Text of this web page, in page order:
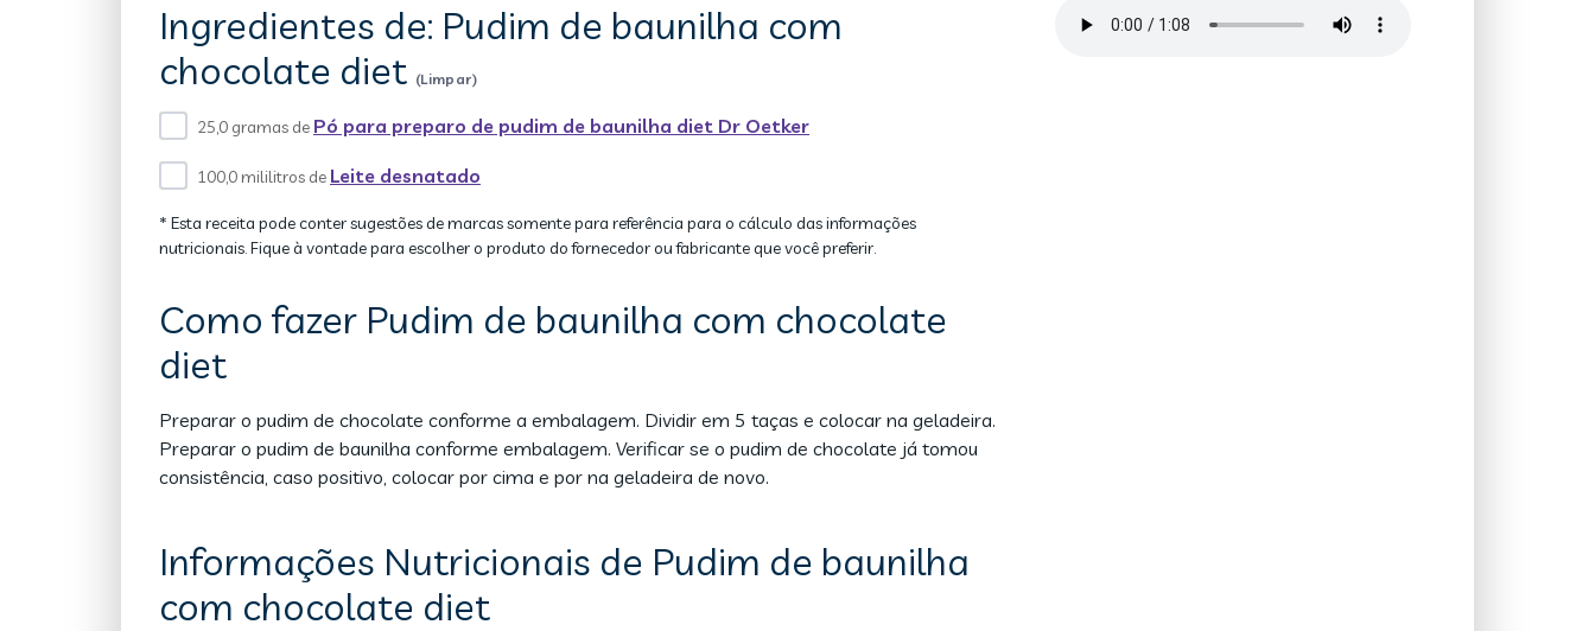
Ingredientes de: Pudim de baunilha com
chocolate diet (Limpar)
25,0 gramas de Pó para preparo de pudim de baunilha diet Dr Oetker
100,0 mililitros de Leite desnatado
* Esta receita pode conter sugestões de marcas somente para referência para o cálculo das informações
nutricionais. Fique à vontade para escolher o produto do fornecedor ou fabricante que você preferir.
Como fazer Pudim de baunilha com chocolate
diet
Preparar o pudim de chocolate conforme a embalagem. Dividir em 5 taças e colocar na geladeira.
Preparar o pudim de baunilha conforme embalagem. Verificar se o pudim de chocolate já tomou
consistência, caso positivo, colocar por cima e por na geladeira de novo.
Informações Nutricionais de Pudim de baunilha
com chocolate diet